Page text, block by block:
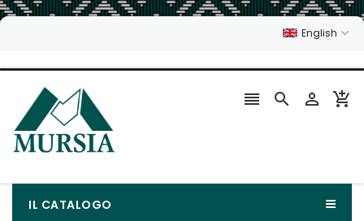
English
   
IL CATALOGO